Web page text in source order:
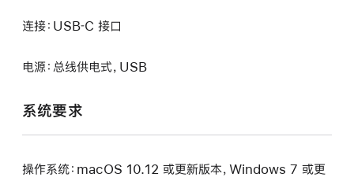
连接：USB‑C 接口
电源：总线供电式，USB
系统要求
操作系统：macOS 10.12 或更新版本，Windows 7 或更